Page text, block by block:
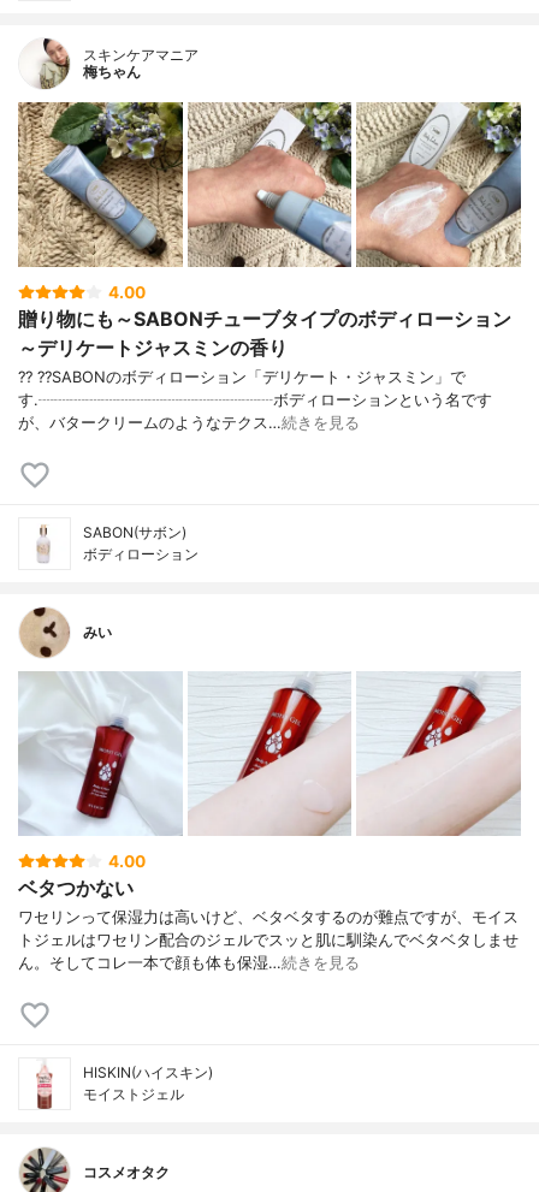
スキンケアマニア
梅ちゃん
4.00
贈り物にも～SABONチューブタイプのボディローション
～デリケートジャスミンの香り
?? ??SABONのボディローション「デリケート・ジャスミン」で
す.┈┈┈┈┈┈┈┈┈┈┈┈┈┈┈ボディローションという名です
が、バタークリームのようなテクス…続きを見る
SABON(サボン)
ボディローション
みい
4.00
ベタつかない
ワセリンって保湿力は高いけど、ベタベタするのが難点ですが、モイス
トジェルはワセリン配合のジェルでスッと肌に馴染んでベタベタしませ
ん。そしてコレ一本で顔も体も保湿…続きを見る
HISKIN(ハイスキン)
モイストジェル
コスメオタク